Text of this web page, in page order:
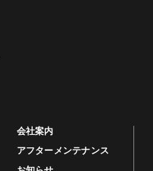
会社案内
アフターメンテナンス